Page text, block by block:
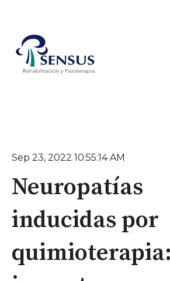
Sep 23, 2022 10:55:14 AM
Neuropatías
inducidas por
quimioterapia: